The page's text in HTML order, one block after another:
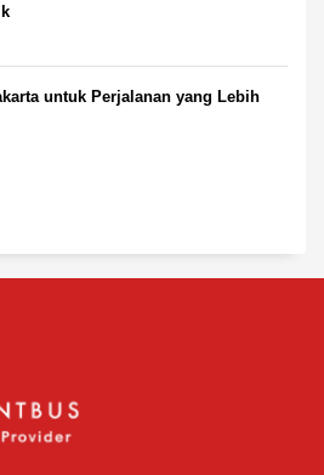
untuk Perjalanan yang Lebih